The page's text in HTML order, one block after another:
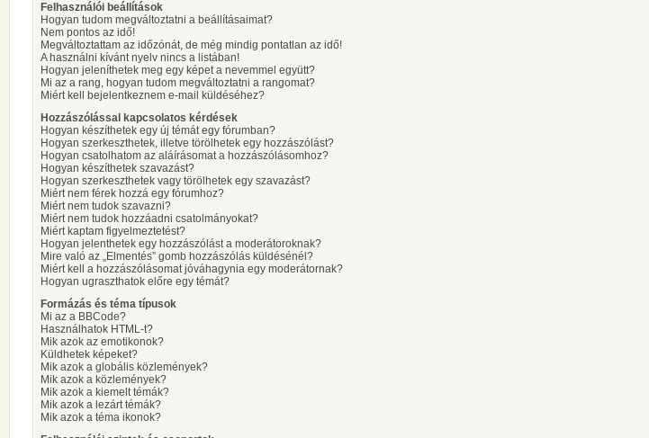
Felhasználói beállítások
Hogyan tudom megváltoztatni a beállításaimat?
Nem pontos az idő!
Megváltoztattam az időzónát, de még mindig pontatlan az idő!
A használni kívánt nyelv nincs a listában!
Hogyan jeleníthetek meg egy képet a nevemmel együtt?
Mi az a rang, hogyan tudom megváltoztatni a rangomat?
Miért kell bejelentkeznem e-mail küldéséhez?
Hozzászólással kapcsolatos kérdések
Hogyan készíthetek egy új témát egy fórumban?
Hogyan szerkeszthetek, illetve törölhetek egy hozzászólást?
Hogyan csatolhatom az aláírásomat a hozzászólásomhoz?
Hogyan készíthetek szavazást?
Hogyan szerkeszthetek vagy törölhetek egy szavazást?
Miért nem férek hozzá egy fórumhoz?
Miért nem tudok szavazni?
Miért nem tudok hozzáadni csatolmányokat?
Miért kaptam figyelmeztetést?
Hogyan jelenthetek egy hozzászólást a moderátoroknak?
Mire való az „Elmentés” gomb hozzászólás küldésénél?
Miért kell a hozzászólásomat jóváhagynia egy moderátornak?
Hogyan ugraszthatok előre egy témát?
Formázás és téma típusok
Mi az a BBCode?
Használhatok HTML-t?
Mik azok az emotikonok?
Küldhetek képeket?
Mik azok a globális közlemények?
Mik azok a közlemények?
Mik azok a kiemelt témák?
Mik azok a lezárt témák?
Mik azok a téma ikonok?